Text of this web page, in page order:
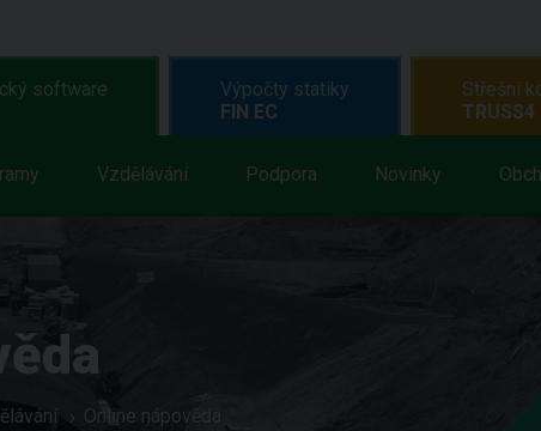
software
Vzdělávání Podpora Novinky
Výpočty statiky
FIN EC
Střešní
TRUSS4
Online nápověda